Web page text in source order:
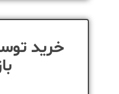
خرید